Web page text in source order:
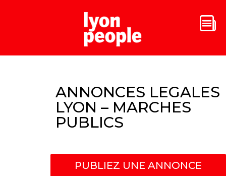
ANNONCES LEGALES
LYON – MARCHES
PUBLICS
PUBLIEZ UNE ANNONCE